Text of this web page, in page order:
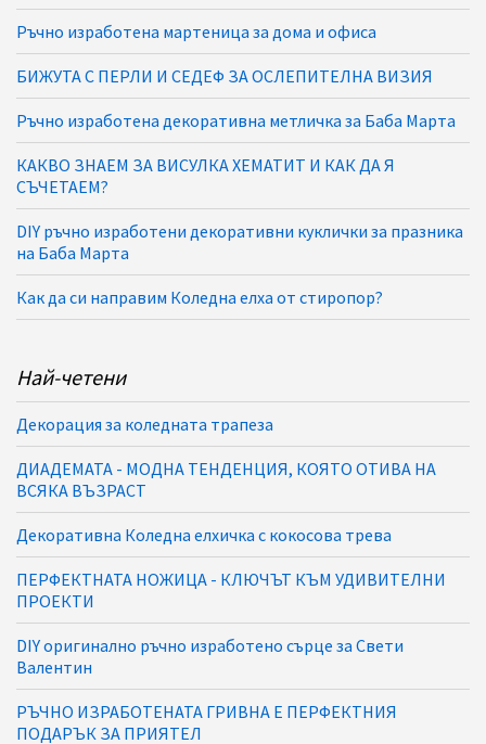
Ръчно изработена мартеница за дома и офиса
БИЖУТА С ПЕРЛИ И СЕДЕФ ЗА ОСЛЕПИТЕЛНА ВИЗИЯ
Ръчно изработена декоративна метличка за Баба Марта
КАКВО ЗНАЕМ ЗА ВИСУЛКА ХЕМАТИТ И КАК ДА Я
СЪЧЕТАЕМ?
DIY ръчно изработени декоративни куклички за празника
на Баба Марта
Как да си направим Коледна елха от стиропор?
Най-четени
Декорация за коледната трапеза
ДИАДЕМАТА - МОДНА ТЕНДЕНЦИЯ, КОЯТО ОТИВА НА
ВСЯКА ВЪЗРАСТ
Декоративна Коледна елхичка с кокосова трева
ПЕРФЕКТНАТА НОЖИЦА - КЛЮЧЪТ КЪМ УДИВИТЕЛНИ
ПРОЕКТИ
DIY оригинално ръчно изработено сърце за Свети
Валентин
РЪЧНО ИЗРАБОТЕНАТА ГРИВНА Е ПЕРФЕКТНИЯ
ПОДАРЪК ЗА ПРИЯТЕЛ